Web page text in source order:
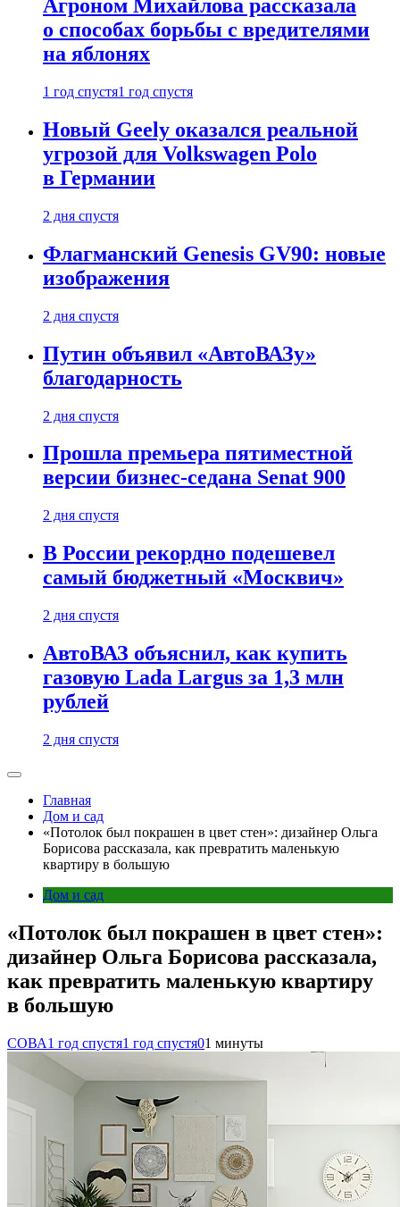
Агроном Михайлова рассказала
о способах борьбы с вредителями
на яблонях
1 год спустя1 год спустя
Новый Geely оказался реальной
угрозой для Volkswagen Polo
в Германии
2 дня спустя
Флагманский Genesis GV90: новые
изображения
2 дня спустя
Путин объявил «АвтоВАЗу»
благодарность
2 дня спустя
Прошла премьера пятиместной
версии бизнес-седана Senat 900
2 дня спустя
В России рекордно подешевел
самый бюджетный «Москвич»
2 дня спустя
АвтоВАЗ объяснил, как купить
газовую Lada Largus за 1,3 млн
рублей
2 дня спустя
Главная
Дом и сад
«Потолок был покрашен в цвет стен»: дизайнер Ольга
Борисова рассказала, как превратить маленькую
квартиру в большую
Дом и сад
«Потолок был покрашен в цвет стен»:
дизайнер Ольга Борисова рассказала,
как превратить маленькую квартиру
в большую
СОВА1 год спустя1 год спустя01 минуты